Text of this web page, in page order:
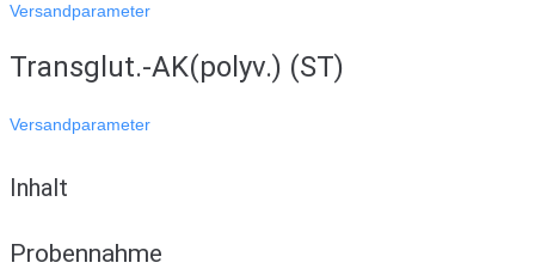
Versandparameter
Transglut.-AK(polyv.) (ST)
Versandparameter
Inhalt
Probennahme